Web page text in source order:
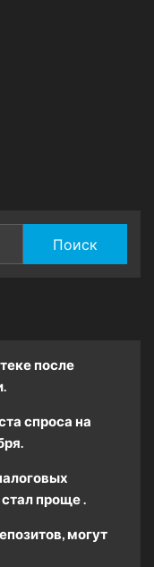
после
спроса на
проще .
могут